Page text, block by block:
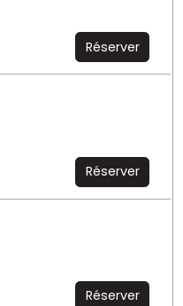
Réserver
Réserver
Réserver